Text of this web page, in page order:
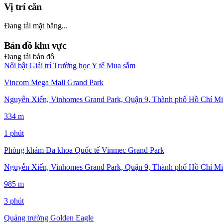
Vị trí căn
Đang tải mặt bằng...
Bản đồ khu vực
Đang tải bản đồ
Nổi bật Giải trí Trường họcY tế Mua sắm
Vincom Mega Mall Grand Park
Nguyễn Xiển, Vinhomes Grand Park, Quận 9, Thành phố Hồ Chí
334 m
1 phút
Phòng khám Đa khoa Quốc tế Vinmec Grand Park
Nguyễn Xiển, Vinhomes Grand Park, Quận 9, Thành phố Hồ Chí
985 m
3 phút
Quảng trường Golden Eagle